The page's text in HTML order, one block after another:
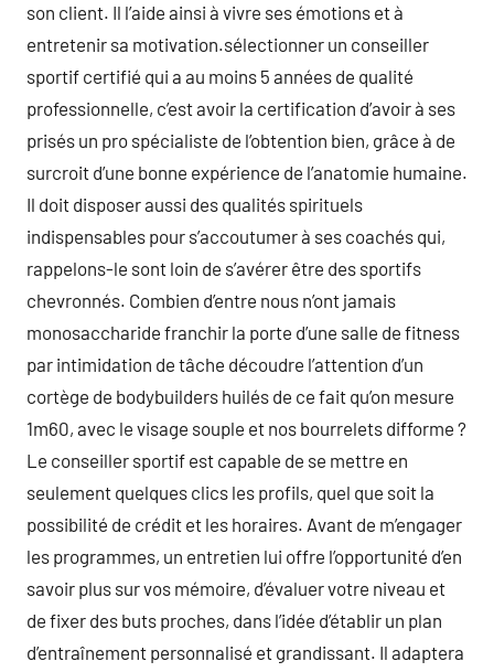
son client. Il l’aide ainsi à vivre ses émotions et à
entretenir sa motivation.sélectionner un conseiller
sportif certifié qui a au moins 5 années de qualité
professionnelle, c’est avoir la certification d’avoir à ses
prisés un pro spécialiste de l’obtention bien, grâce à de
surcroit d’une bonne expérience de l’anatomie humaine.
Il doit disposer aussi des qualités spirituels
indispensables pour s’accoutumer à ses coachés qui,
rappelons-le sont loin de s’avérer être des sportifs
chevronnés. Combien d’entre nous n’ont jamais
monosaccharide franchir la porte d’une salle de fitness
par intimidation de tâche découdre l’attention d’un
cortège de bodybuilders huilés de ce fait qu’on mesure
1m60, avec le visage souple et nos bourrelets difforme ?
Le conseiller sportif est capable de se mettre en
seulement quelques clics les profils, quel que soit la
possibilité de crédit et les horaires. Avant de m’engager
les programmes, un entretien lui offre l’opportunité d’en
savoir plus sur vos mémoire, d’évaluer votre niveau et
de fixer des buts proches, dans l’idée d’établir un plan
d’entraînement personnalisé et grandissant. Il adaptera